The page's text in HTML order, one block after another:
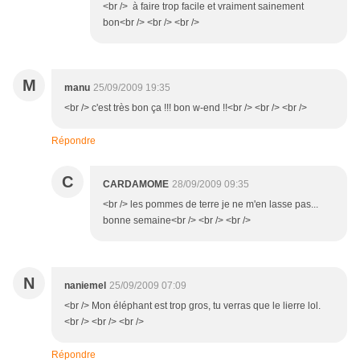
<br /> à faire trop facile et vraiment sainement
bon<br /> <br /> <br />
M manu 25/09/2009 19:35
<br /> c'est très bon ça !!! bon w-end !!<br /> <br /> <br />
Répondre
C CARDAMOME 28/09/2009 09:35
<br /> les pommes de terre je ne m'en lasse pas...
bonne semaine<br /> <br /> <br />
N naniemel 25/09/2009 07:09
<br /> Mon éléphant est trop gros, tu verras que le lierre lol.
<br /> <br /> <br />
Répondre